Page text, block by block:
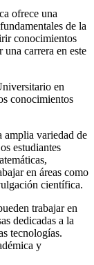
ofrece una
de la
conocimientos
una carrera en este
en
conocimientos
variedad de
estudiantes
en áreas como
científica.
trabajar en
dedicadas a la
tecnologías.
y